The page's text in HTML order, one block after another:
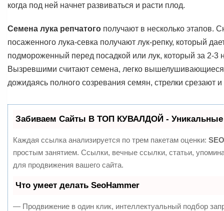
когда под ней начнет развиваться и расти плод.
Семена лука репчатого получают в несколько этапов.
посаженного лука-севка получают лук-репку, который
подмороженный перед посадкой или лук, который за 2-
Вызревшими считают семена, легко
дожидаясь полного созревания семян, стрелки
Забиваем Сайты В ТОП КУВАЛДОЙ - Уникальные
Каждая ссылка анализируется по трем пакетам оценки:
простым занятием. Ссылки, вечные ссылки, статьи,
для продвижения вашего сайта.
Что умеет делать SeoHammer
— Продвижение в один клик, интеллектуальный подбор